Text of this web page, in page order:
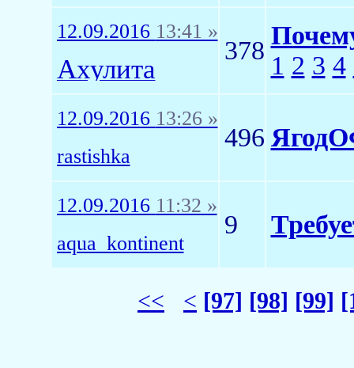
12.09.2016 13:41 »
Ахулита
378
1 2 3 4
12.09.2016 13:26 »
rastishka
496
12.09.2016 11:32 »
aqua_kontinent
9
<< < [97] [98] [99]